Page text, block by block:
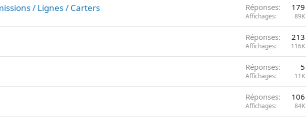
/ Lignes / Carters Réponses 179
Affichages 89K
Réponses 213
Affichages 116K
Réponses 5
Affichages 11K
Réponses 106
Affichages 84K